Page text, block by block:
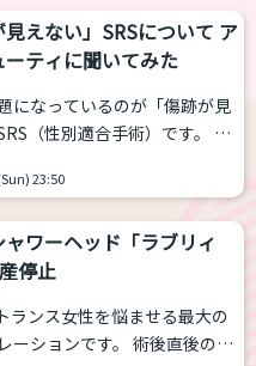
力...
ミラダ病院、さらに価格の安い
の出現など複数の選択肢が得
意外に情報の少ないヤンヒー
のヤンヒー病院から独立した
を選ぶメリットについて、ア
ティでアテンド業をされてい
えさんにお聞きしました。
2024/1...
見えない」SRSについて ア
ーティに聞いてみた
になっているのが「傷跡が見
（性別適合手術）です。 こ
てきましたし、実際経験した
いるようです。ところが、傷
もあることが最近になっ
るようになってきました。 メ
の先生はどう対応しているの
ビューティでアテンド業務を
23:50
ワーヘッド「ラブリィ
停止
ランス女性を悩ませる最大の
ーションです。 術後直後のう